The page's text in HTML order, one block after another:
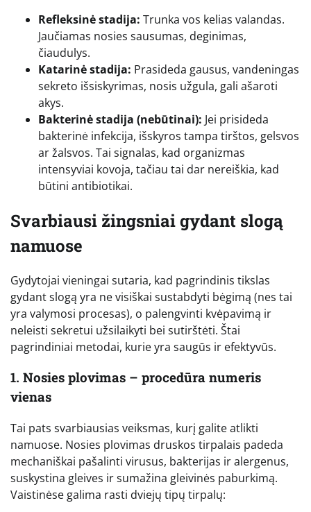
Refleksinė stadija: Trunka vos kelias valandas.
Jaučiamas nosies sausumas, deginimas,
čiaudulys.
Katarinė stadija: Prasideda gausus, vandeningas
sekreto išsiskyrimas, nosis užgula, gali ašaroti
akys.
Bakterinė stadija (nebūtinai): Jei prisideda
bakterinė infekcija, išskyros tampa tirštos, gelsvos
ar žalsvos. Tai signalas, kad organizmas
intensyviai kovoja, tačiau tai dar nereiškia, kad
būtini antibiotikai.
Svarbiausi žingsniai gydant slogą
namuose
Gydytojai vieningai sutaria, kad pagrindinis tikslas
gydant slogą yra ne visiškai sustabdyti bėgimą (nes tai
yra valymosi procesas), o palengvinti kvėpavimą ir
neleisti sekretui užsilaikyti bei sutirštėti. Štai
pagrindiniai metodai, kurie yra saugūs ir efektyvūs.
1. Nosies plovimas – procedūra numeris
vienas
Tai pats svarbiausias veiksmas, kurį galite atlikti
namuose. Nosies plovimas druskos tirpalais padeda
mechaniškai pašalinti virusus, bakterijas ir alergenus,
suskystina gleives ir sumažina gleivinės paburkimą.
Vaistinėse galima rasti dviejų tipų tirpalų: